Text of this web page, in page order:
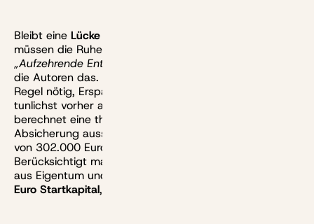
Bleibt eine Lücke von rund 160 Euro im Monat
müssen die Ruheständler an ihr Vermögen:
„Aufzehrende Entnahme aus dem Kapitalstock“
die Autoren das. Anders gesagt: Im Alter ist es in der
Regel nötig, Ersparnisse aufzulösen. Die sollte man
tunlichst vorher aufgebaut haben. Die Studie
berechnet eine theoretische Versorgungslücke bei einer
Absicherung ausschließlich über die gesetzliche Rente
von 302.000 Euro zum Ruhestandbeginn.
Berücksichtigt man die typischen weiteren Einkünfte
aus Eigentum und Kapital, fehlen immer noch
Euro Startkapital, um im Alter genug Geld zu haben.